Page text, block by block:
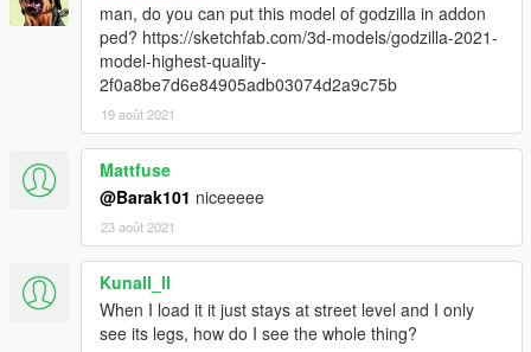
man, do you can put this model of godzilla in addon
ped? https://sketchfab.com/3d-models/godzilla-2021-
model-highest-quality-
2f0a8be7d6e84905adb03074d2a9c75b
19 août 2021
Mattfuse
@Barak101 niceeeee
23 août 2021
Kunall_ll
When I load it it just stays at street level and I only
see its legs, how do I see the whole thing?